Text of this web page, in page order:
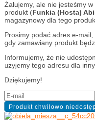
Żałujemy, ale nie jesteśmy
produkt (Funkia (Hosta)
magazynowy dla tego
Prosimy podać adres e-
gdy zamawiany produkt
Informujemy, że nie
użyjemy tego adresu dla
Dziękujemy!